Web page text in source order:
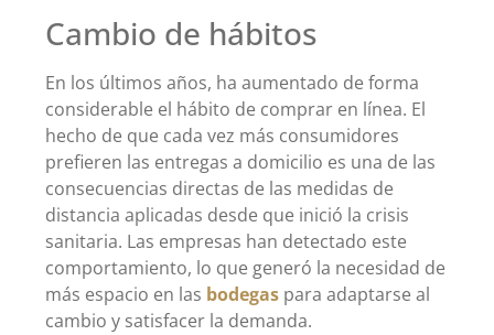
Cambio de hábitos
En los últimos años, ha aumentado de forma
considerable el hábito de comprar en línea. El
hecho de que cada vez más consumidores
prefieren las entregas a domicilio es una de las
consecuencias directas de las medidas de
distancia aplicadas desde que inició la crisis
sanitaria. Las empresas han detectado este
comportamiento, lo que generó la necesidad de
más espacio en las bodegas para adaptarse al
cambio y satisfacer la demanda.